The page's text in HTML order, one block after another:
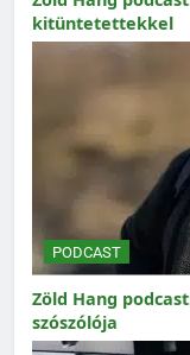
kitüntetettekkel
PODCAST
Zöld Hang
szószólója